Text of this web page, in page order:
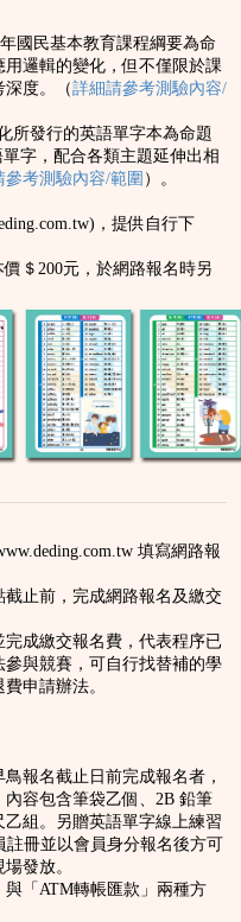
國民基本教育課程綱要為命
邏輯的變化，但不僅限於課
度。（詳細請參考測驗內容/
所發行的英語單字本為命題
字，配合各類主題延伸出相
參考測驗內容/範圍 ）。
，提供自行下
＄200元，於網路報名時另
填寫網路報
截止前，完成網路報名及繳交
成繳交報名費，代表程序已
與競賽，可自行找替補的學
申請辦法。
報名截止日前完成報名者，
容包含筆袋乙個、2B 鉛筆
組。另贈英語單字線上練習
註冊並以會員身分報名後方可
發放。
「ATM轉帳匯款」兩種方